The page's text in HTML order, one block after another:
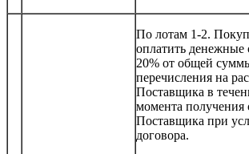
По лотам 1-2.
оплатить денежные
20% от общей
перечисления на
Поставщика в
момента получения
Поставщика при
договора.